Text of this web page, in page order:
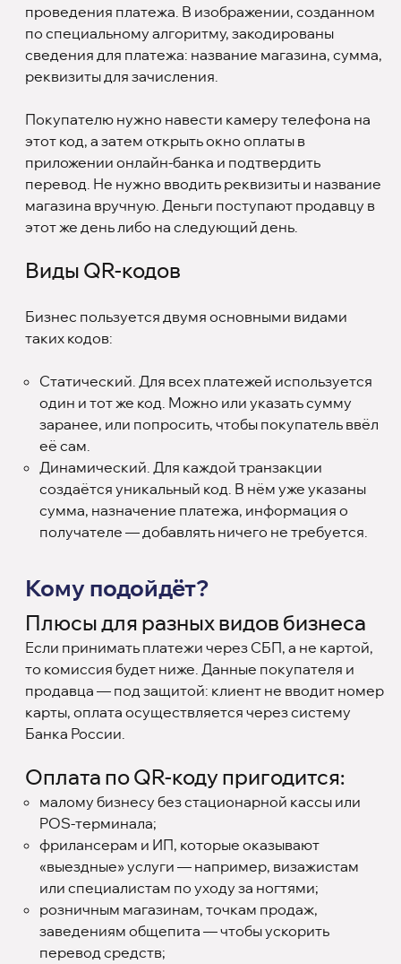
проведения платежа. В изображении, созданном
по специальному алгоритму, закодированы
сведения для платежа: название магазина, сумма,
реквизиты для зачисления.
Покупателю нужно навести камеру телефона на
этот код, а затем открыть окно оплаты в
приложении онлайн-банка и подтвердить
перевод. Не нужно вводить реквизиты и название
магазина вручную. Деньги поступают продавцу в
этот же день либо на следующий день.
Виды QR-кодов
Бизнес пользуется двумя основными видами
таких кодов:
Статический. Для всех платежей используется
один и тот же код. Можно или указать сумму
заранее, или попросить, чтобы покупатель ввёл
её сам.
Динамический. Для каждой транзакции
создаётся уникальный код. В нём уже указаны
сумма, назначение платежа, информация о
получателе — добавлять ничего не требуется.
Кому подойдёт?
Плюсы для разных видов бизнеса
Если принимать платежи через СБП, а не картой,
то комиссия будет ниже. Данные покупателя и
продавца — под защитой: клиент не вводит номер
карты, оплата осуществляется через систему
Банка России.
Оплата по QR-коду пригодится:
малому бизнесу без стационарной кассы или
POS-терминала;
фрилансерам и ИП, которые оказывают
«выездные» услуги — например, визажистам
или специалистам по уходу за ногтями;
розничным магазинам, точкам продаж,
заведениям общепита — чтобы ускорить
перевод средств;